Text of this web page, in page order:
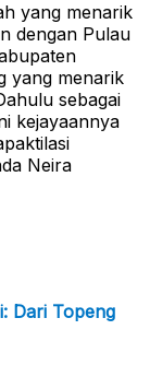
yang menarik
dengan Pulau
yang menarik
sebagai
kejayaannya
Neira
Dari Topeng